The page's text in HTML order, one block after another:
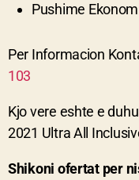
Pushime
Per Informacion
103
Kjo vere eshte e
2021 Ultra All
Shikoni ofertat per